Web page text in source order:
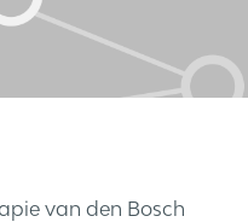
van den Bosch